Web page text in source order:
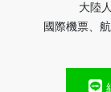
大陸
國際機票、